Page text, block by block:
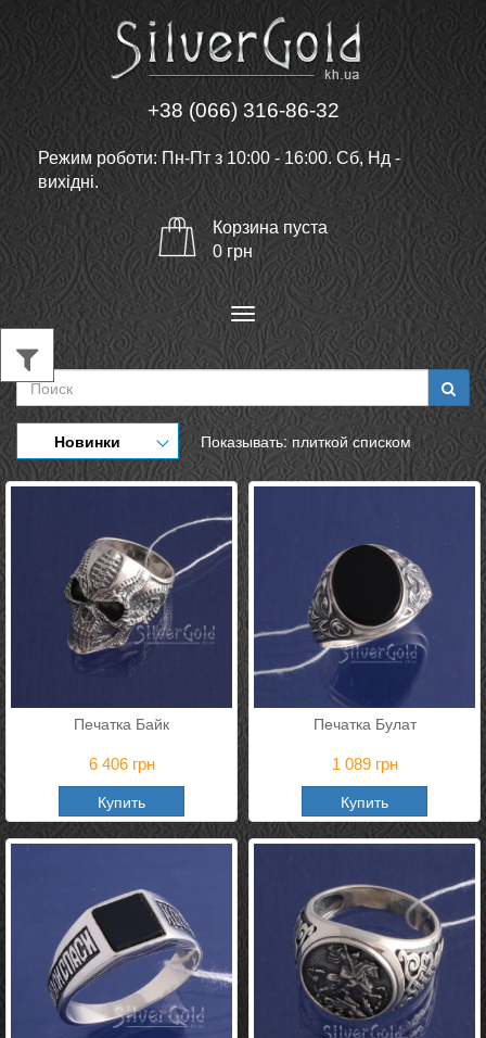
+38 (066) 316-86-32
Режим роботи: Пн-Пт з 10:00 - 16:00. Сб, Нд -
вихідні.
Корзина пуста
0 грн
Меню
Новинки Показывать: плиткой списком
Печатка Байк
6 406грн
Купить
Печатка Булат
1 089грн
Купить